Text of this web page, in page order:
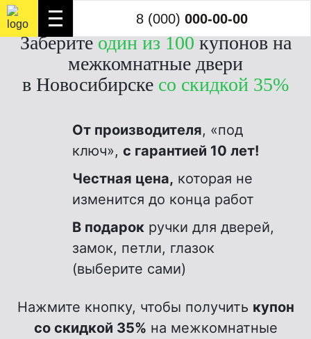
8 (000) 000-00-00
Заберитеодин из 100купонов на
межкомнатные двери
в Новосибирске со скидкой 35%
От производителя, «под
ключ», с гарантией 10 лет!
Честная цена, которая не
изменится до конца работ
В подарок ручки для дверей,
замок, петли, глазок
(выберите сами)
Нажмите кнопку, чтобы получить купон
со скидкой 35% на межкомнатные